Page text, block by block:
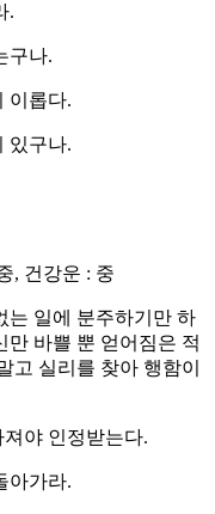
.
구나.
이롭다.
있구나.
, 건강운 : 중
는 일에 분주하기만 하
만 바쁠 뿐 얻어짐은 적
고 실리를 찾아 행함이
야 인정받는다.
아가라.